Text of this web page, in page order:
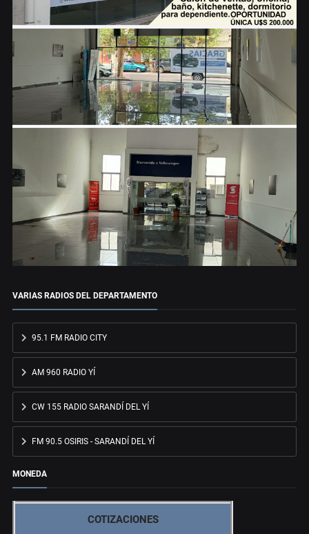
VARIAS RADIOS DEL DEPARTAMENTO
95.1 FM RADIO CITY
AM 960 RADIO YÍ
CW 155 RADIO SARANDÍ DEL YÍ
FM 90.5 OSIRIS - SARANDÍ DEL YÍ
MONEDA
COTIZACIONES